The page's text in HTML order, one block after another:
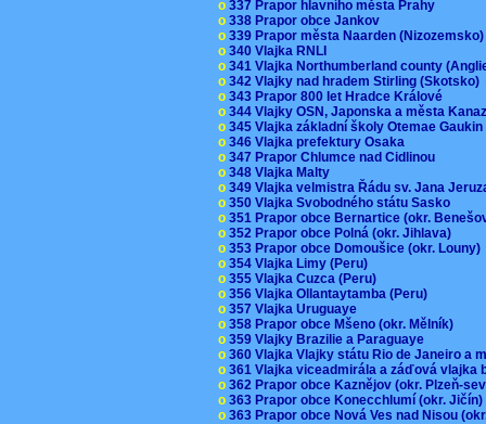
o 337 Prapor hlavního města Prahy
o 338 Prapor obce Jankov
o 339 Prapor města Naarden
o 340 Vlajka RNLI
o 341 Vlajka Northumberland county
o 342 Vlajky nad hradem Stirling (Skotsko)
o 343 Prapor 800 let Hradce Králové
o 344 Vlajky OSN, Japonska a města
o 345 Vlajka základní školy Otemae
o 346 Vlajka prefektury Osaka
o 347 Prapor Chlumce nad Cidlinou
o 348 Vlajka Malty
o 349 Vlajka velmistra Řádu sv. Jana
o 350 Vlajka Svobodného státu Sasko
o 351 Prapor obce Bernartice (okr.
o 352 Prapor obce Polná (okr. Jihlava)
o 353 Prapor obce Domoušice (okr. Louny)
o 354 Vlajka Limy (Peru)
o 355 Vlajka Cuzca (Peru)
o 356 Vlajka Ollantaytamba (Peru)
o 357 Vlajka Uruguaye
o 358 Prapor obce Mšeno (okr. Mělník)
o 359 Vlajky Brazilie a Paraguaye
o 360 Vlajka Vlajky státu Rio de Janeiro a
o 361 Vlajka viceadmirála a záďová
o 362 Prapor obce Kaznějov (okr. Plzeň-
o 363 Prapor obce Konecchlumí (okr.
o 363 Prapor obce Nová Ves nad Nisou